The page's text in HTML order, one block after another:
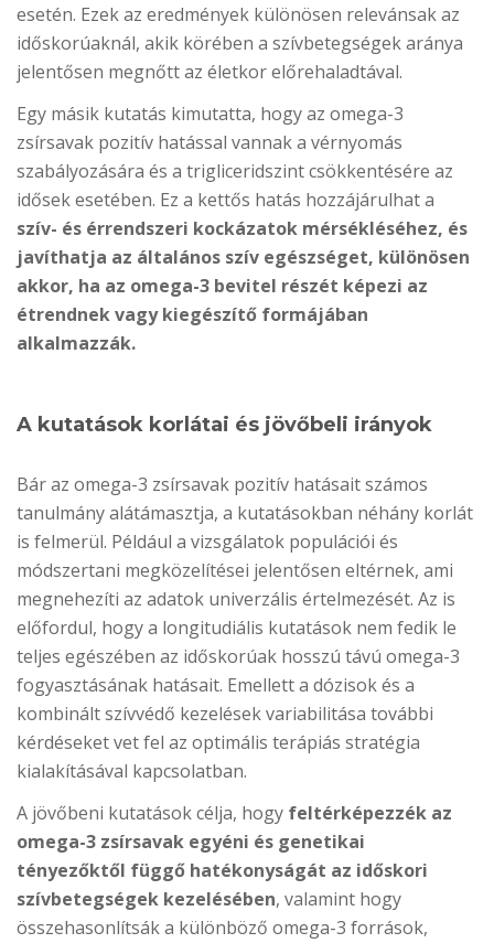
esetén. Ezek az eredmények különösen relevánsak az
időskorúaknál, akik körében a szívbetegségek aránya
jelentősen megnőtt az életkor előrehaladtával.
Egy másik kutatás kimutatta, hogy az omega-3
zsírsavak pozitív hatással vannak a vérnyomás
szabályozására és a trigliceridszint csökkentésére az
idősek esetében. Ez a kettős hatás hozzájárulhat a
szív- és érrendszeri kockázatok mérsékléséhez, és
javíthatja az általános szív egészséget, különösen
akkor, ha az omega-3 bevitel részét képezi az
étrendnek vagy kiegészítő formájában
alkalmazzák.
A kutatások korlátai és jövőbeli irányok
Bár az omega-3 zsírsavak pozitív hatásait számos
tanulmány alátámasztja, a kutatásokban néhány korlát
is felmerül. Például a vizsgálatok populációi és
módszertani megközelítései jelentősen eltérnek, ami
megnehezíti az adatok univerzális értelmezését. Az is
előfordul, hogy a longitudiális kutatások nem fedik le
teljes egészében az időskorúak hosszú távú omega-3
fogyasztásának hatásait. Emellett a dózisok és a
kombinált szívvédő kezelések variabilitása további
kérdéseket vet fel az optimális terápiás stratégia
kialakításával kapcsolatban.
A jövőbeni kutatások célja, hogy feltérképezzék az
omega-3 zsírsavak egyéni és genetikai
tényezőktől függő hatékonyságát az időskori
szívbetegségek kezelésében, valamint hogy
összehasonlítsák a különböző omega-3 források,